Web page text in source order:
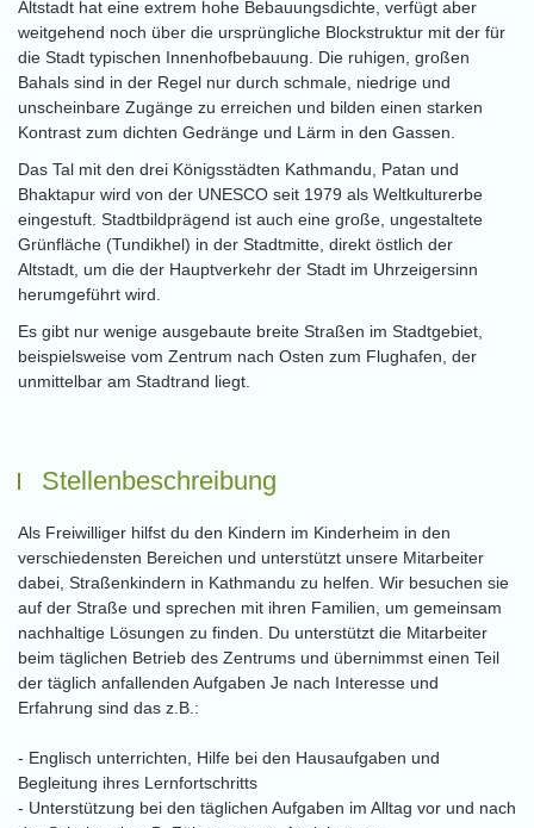
Altstadt hat eine extrem hohe Bebauungsdichte, verfügt aber
weitgehend noch über die ursprüngliche Blockstruktur mit der für
die Stadt typischen Innenhofbebauung. Die ruhigen, großen
Bahals sind in der Regel nur durch schmale, niedrige und
unscheinbare Zugänge zu erreichen und bilden einen starken
Kontrast zum dichten Gedränge und Lärm in den Gassen.
Das Tal mit den drei Königsstädten Kathmandu, Patan und
Bhaktapur wird von der UNESCO seit 1979 als Weltkulturerbe
eingestuft. Stadtbildprägend ist auch eine große, ungestaltete
Grünfläche (Tundikhel) in der Stadtmitte, direkt östlich der
Altstadt, um die der Hauptverkehr der Stadt im Uhrzeigersinn
herumgeführt wird.
Es gibt nur wenige ausgebaute breite Straßen im Stadtgebiet,
beispielsweise vom Zentrum nach Osten zum Flughafen, der
unmittelbar am Stadtrand liegt.
Stellenbeschreibung
Als Freiwilliger hilfst du den Kindern im Kinderheim in den
verschiedensten Bereichen und unterstützt unsere Mitarbeiter
dabei, Straßenkindern in Kathmandu zu helfen. Wir besuchen sie
auf der Straße und sprechen mit ihren Familien, um gemeinsam
nachhaltige Lösungen zu finden. Du unterstützt die Mitarbeiter
beim täglichen Betrieb des Zentrums und übernimmst einen Teil
der täglich anfallenden Aufgaben Je nach Interesse und
Erfahrung sind das z.B.:
- Englisch unterrichten, Hilfe bei den Hausaufgaben und
Begleitung ihres Lernfortschritts
- Unterstützung bei den täglichen Aufgaben im Alltag vor und nach